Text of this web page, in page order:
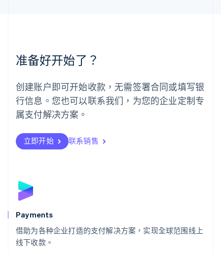
准备好开始了？
创建账户即可开始收款，无需签署合同或填写银
行信息。您也可以联系我们，为您的企业定制专
属支付解决方案。
立即开始 联系销售
Payments
借助为各种企业打造的支付解决方案，实现全球范围线上
线下收款。
挪威
葡萄牙
Português English
日本
日本語English
瑞典
瑞士
DeutschFrançais
English
斯洛文尼亚
泰国
ไทยEnglish
希腊
English